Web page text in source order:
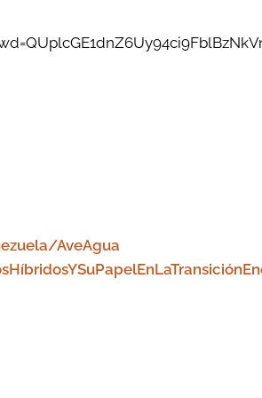
AveAgua